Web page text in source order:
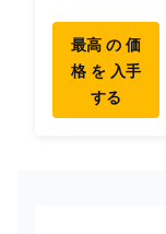
スウィング
モーター ハ
イデヤンマー
コマツー ヒ
タチ XCMG
最高 の 価
格 を 入手
する